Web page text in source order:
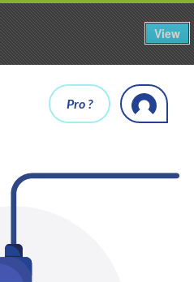
View
Pro ?